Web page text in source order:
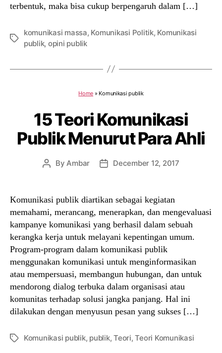
terbentuk, maka bisa cukup berpengaruh dalam […]
Tags
komunikasi massa, Komunikasi Politik, Komunikasi
publik, opini publik
Home » Komunikasi publik
15 Teori Komunikasi
Publik Menurut Para Ahli
PostByAmbar
PostDecember 12, 2017
Komunikasi publik diartikan sebagai kegiatan
memahami, merancang, menerapkan, dan mengevaluasi
kampanye komunikasi yang berhasil dalam sebuah
kerangka kerja untuk melayani kepentingan umum.
Program-program dalam komunikasi publik
menggunakan komunikasi untuk menginformasikan
atau mempersuasi, membangun hubungan, dan untuk
mendorong dialog terbuka dalam organisasi atau
komunitas terhadap solusi jangka panjang. Hal ini
dilakukan dengan menyusun pesan yang sukses […]
TagsKomunikasi publik, publik,Teori,Teori Komunikasi